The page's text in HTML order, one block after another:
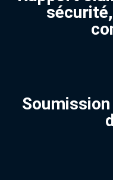
Soumission